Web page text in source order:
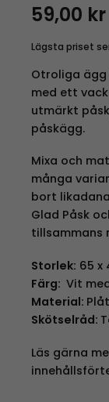
59,00 kr
Lägsta priset
Otroliga
med ett
utmärkt
påskägg.
Mixa och
många
bort
Glad Påsk
tillsammans
Storlek: 65 x
Färg: Vit
Material: Plåt
Skötselråd:
Läs gärna